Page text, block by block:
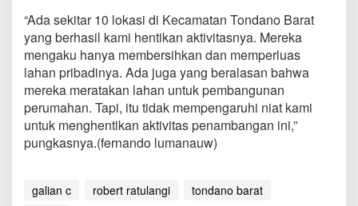
d
i
W
i
l
a
y
a
h
a
“Ada sekitar 10 lokasi di Kecamatan Tondano Barat
yang berhasil kami hentikan aktivitasnya. Mereka
mengaku hanya membersihkan dan memperluas
lahan pribadinya. Ada juga yang beralasan bahwa
mereka meratakan lahan untuk pembangunan
perumahan. Tapi, itu tidak mempengaruhi niat kami
untuk menghentikan aktivitas penambangan ini,”
pungkasnya.(fernando lumanauw)
galian c robert ratulangi
tondano barat